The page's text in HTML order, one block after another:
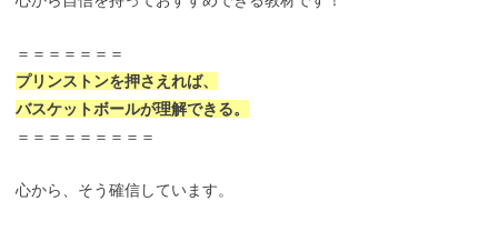
＝＝＝＝＝＝＝
プリンストンを押さえれば、
バスケットボールが理解できる。
＝＝＝＝＝＝＝＝＝
心から、そう確信しています。